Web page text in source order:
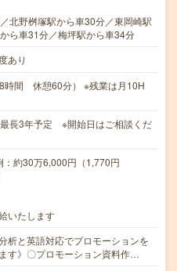
北野桝塚駅から車30分／東岡崎駅
ら車31分／梅坪駅から車34分
あり
時間 休憩60分） ※残業は月10H
長3年予定 ※開始日はご相談くだ
約30万6,000円（1,770円
いたします
析と英語対応でプロモーションを
す》〇プロモーション資料作…